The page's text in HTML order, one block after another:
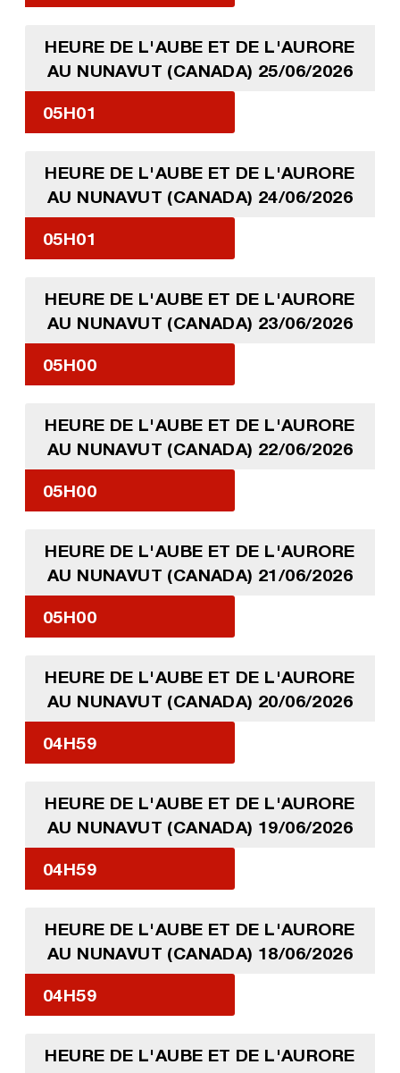
HEURE DE L'AUBE ET DE L'AURORE
AU NUNAVUT (CANADA) 25/06/2026
05H01
HEURE DE L'AUBE ET DE L'AURORE
AU NUNAVUT (CANADA) 24/06/2026
05H01
HEURE DE L'AUBE ET DE L'AURORE
AU NUNAVUT (CANADA) 23/06/2026
05H00
HEURE DE L'AUBE ET DE L'AURORE
AU NUNAVUT (CANADA) 22/06/2026
05H00
HEURE DE L'AUBE ET DE L'AURORE
AU NUNAVUT (CANADA) 21/06/2026
05H00
HEURE DE L'AUBE ET DE L'AURORE
AU NUNAVUT (CANADA) 20/06/2026
04H59
HEURE DE L'AUBE ET DE L'AURORE
AU NUNAVUT (CANADA) 19/06/2026
04H59
HEURE DE L'AUBE ET DE L'AURORE
AU NUNAVUT (CANADA) 18/06/2026
04H59
HEURE DE L'AUBE ET DE L'AURORE